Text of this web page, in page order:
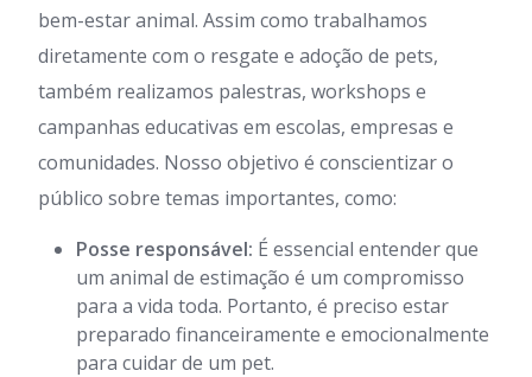
bem-estar animal. Assim como trabalhamos
diretamente com o resgate e adoção de pets,
também realizamos palestras, workshops e
campanhas educativas em escolas, empresas e
comunidades. Nosso objetivo é conscientizar o
público sobre temas importantes, como:
Posse responsável: É essencial entender que
um animal de estimação é um compromisso
para a vida toda. Portanto, é preciso estar
preparado financeiramente e emocionalmente
para cuidar de um pet.